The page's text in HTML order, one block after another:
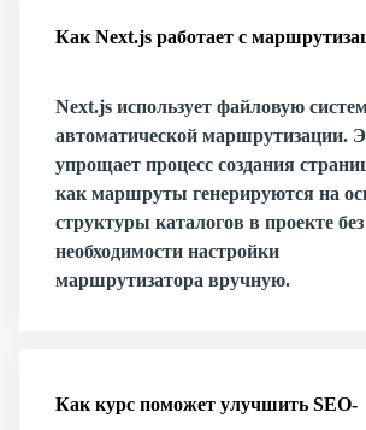
Как Next.js работает с
Next.js использует файловую
автоматической маршрутизации.
упрощает процесс создания
как маршруты генерируются на
структуры каталогов в проекте без
необходимости настройки
маршрутизатора вручную.
Как курс поможет улучшить SEO-